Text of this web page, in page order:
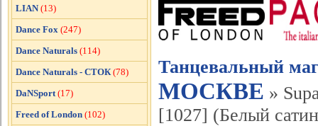
Танцевальный
МОСКВЕ »
[1027] (Белый
LIAN (13)
Dance Fox (247)
Dance Naturals (114)
Dance Naturals - СТОК (78)
DaNSport (17)
Freed of London (102)